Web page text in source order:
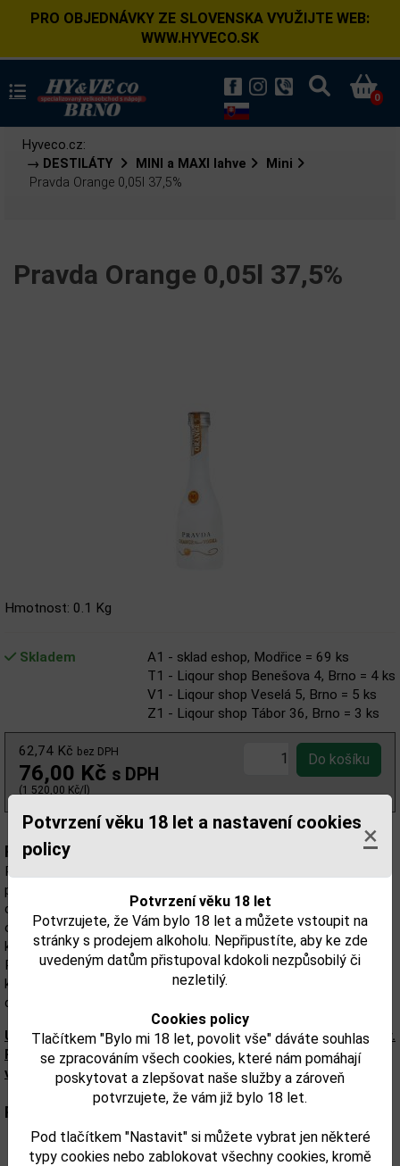
Potvrzení věku 18 let a nastavení cookies
policy
×
Potvrzení věku 18 let
Potvrzujete, že Vám bylo 18 let a můžete vstoupit na
stránky s prodejem alkoholu. Nepřipustíte, aby ke zde
uvedeným datům přistupoval kdokoli nezpůsobilý či
nezletilý.
Cookies policy
Tlačítkem "Bylo mi 18 let, povolit vše" dáváte souhlas
se zpracováním všech cookies, které nám pomáhají
poskytovat a zlepšovat naše služby a zároveň
potvrzujete, že vám již bylo 18 let.
Pod tlačítkem "Nastavit" si můžete vybrat jen některé
typy cookies nebo zablokovat všechny cookies, kromě
PRO OBJEDNÁVKY ZE SLOVENSKA VYUŽIJTE WEB:
WWW.HYVECO.SK
0
Hyveco.cz:
→ DESTILÁTY
MINI a MAXI lahve
Mini
Pravda Orange 0,05l 37,5%
Pravda Orange 0,05l 37,5%
Hmotnost: 0.1 Kg
Skladem
A1 - sklad eshop, Modřice = 69 ks
T1 - Liqour shop Benešova 4, Brno = 4 ks
V1 - Liqour shop Veselá 5, Brno = 5 ks
Z1 - Liqour shop Tábor 36, Brno = 3 ks
62,74 Kč bez DPH
76,00 Kč s DPH
(1 520,00 Kč/l)
Popis:
Pravda Orange je výjimečná ochucená vodka z Polska, která
potěší intenzivní chutí čerstvých pomerančů. Její jedinečný
charakter je vytvořen kombinací tradiční výrobní technologie s
ovocnými tóny, což z ní činí vynikající volbu jak pro milovníky
klasické vodky, tak pro ty, kteří chtějí prozkoumat moderní chutě.
Pravda Orange je ideální jako shot, ingredience do osvěžujících
koktejlů nebo nápojů, které vyžadují ovocný nádech. Objevte nové
dimenze chuti s touto výjimečnou nabídkou!
Upozorňujeme, že tento produkt může obsahovat alergeny.
Přesné složení a alergeny jsou k dispozici na obalu
výrobku. Zkontrolujte prosím před konzumací.
Parametry:
Obsah alkoholu obj. %: 37,5